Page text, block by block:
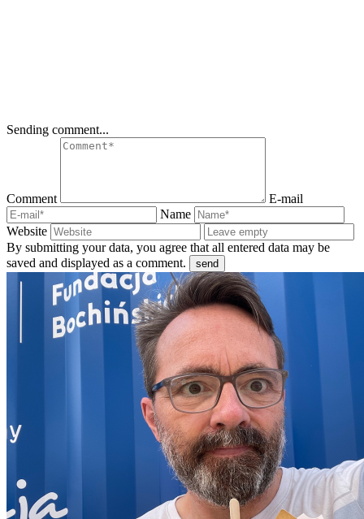
Sending comment...
Comment
E-mail
Name
Website
By submitting your data, you agree that all entered data may be
saved and displayed as a comment.